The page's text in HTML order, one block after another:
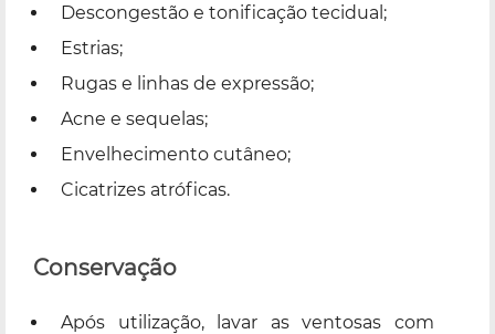
Descongestão e tonificação tecidual;
Estrias;
Rugas e linhas de expressão;
Acne e sequelas;
Envelhecimento cutâneo;
Cicatrizes atróficas.
Conservação
Após utilização, lavar as ventosas com